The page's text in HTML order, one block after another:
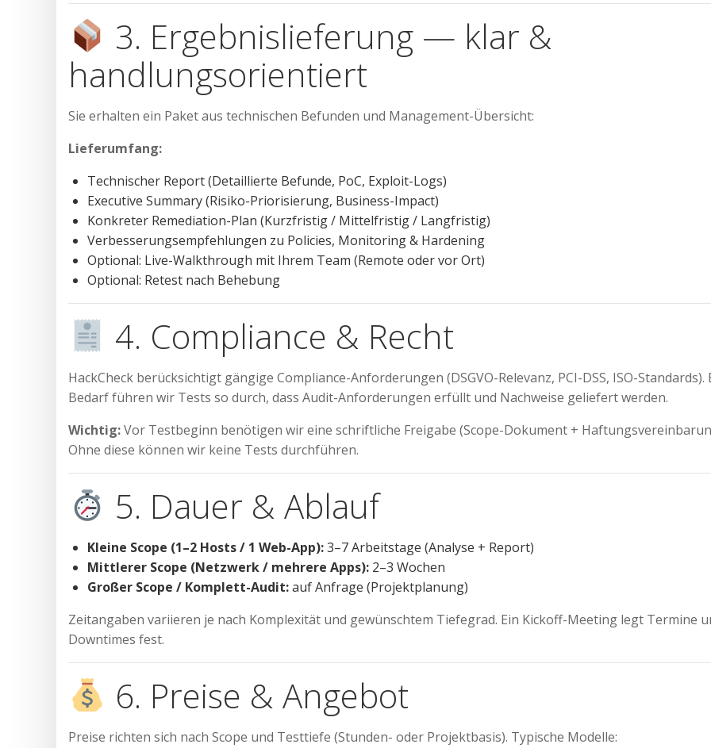
3. Ergebnislieferung — klar &
handlungsorientiert
Sie erhalten ein Paket aus technischen Befunden und Management-Übersicht:
Lieferumfang:
Technischer Report (Detaillierte Befunde, PoC, Exploit-Logs)
Executive Summary (Risiko-Priorisierung, Business-Impact)
Konkreter Remediation-Plan (Kurzfristig / Mittelfristig / Langfristig)
Verbesserungsempfehlungen zu Policies, Monitoring & Hardening
Optional: Live-Walkthrough mit Ihrem Team (Remote oder vor Ort)
Optional: Retest nach Behebung
4. Compliance & Recht
HackCheck berücksichtigt gängige Compliance-Anforderungen (DSGVO-Relevanz, PCI-DSS, ISO-Standards).
Bedarf führen wir Tests so durch, dass Audit-Anforderungen erfüllt und Nachweise geliefert werden.
Wichtig:Vor Testbeginn benötigen wir eine schriftliche Freigabe (Scope-Dokument +
Ohne diese können wir keine Tests durchführen.
5. Dauer & Ablauf
Kleine Scope (1–2 Hosts / 1 Web-App):3–7 Arbeitstage (Analyse + Report)
Mittlerer Scope (Netzwerk / mehrere Apps): 2–3 Wochen
Großer Scope / Komplett-Audit:auf Anfrage (Projektplanung)
Zeitangaben variieren je nach Komplexität und gewünschtem Tiefegrad. Ein Kickoff-Meeting legt Termine
Downtimes fest.
6. Preise & Angebot
Preise richten sich nach Scope und Testtiefe (Stunden- oder Projektbasis). Typische Modelle: